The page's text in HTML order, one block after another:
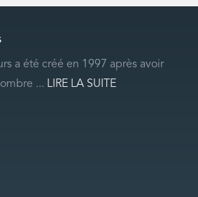
a été créé en 1997 après avoir
... LIRE LA SUITE